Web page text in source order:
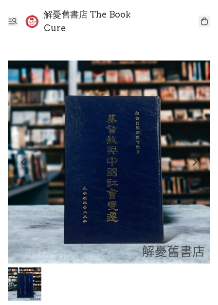
解憂舊書店 The Book
Cure